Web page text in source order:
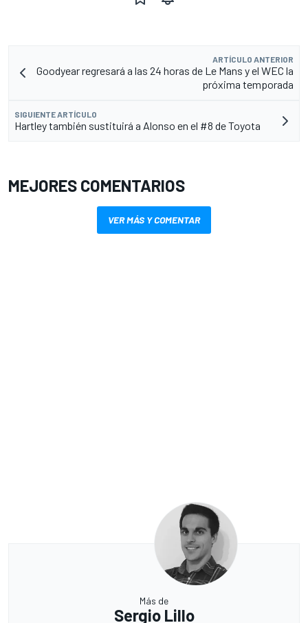
ARTÍCULO ANTERIOR
Goodyear regresará a las 24 horas de Le Mans y el WEC la
próxima temporada
SIGUIENTE ARTÍCULO
Hartley también sustituirá a Alonso en el #8 de Toyota
MEJORES COMENTARIOS
VER MÁS Y COMENTAR
Más de
Sergio Lillo